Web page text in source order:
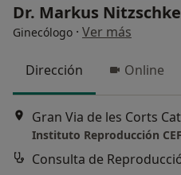
Dr. Markus Nitzschke
Ginecólogo · Ver más
Dirección Online
Instituto Reproducción